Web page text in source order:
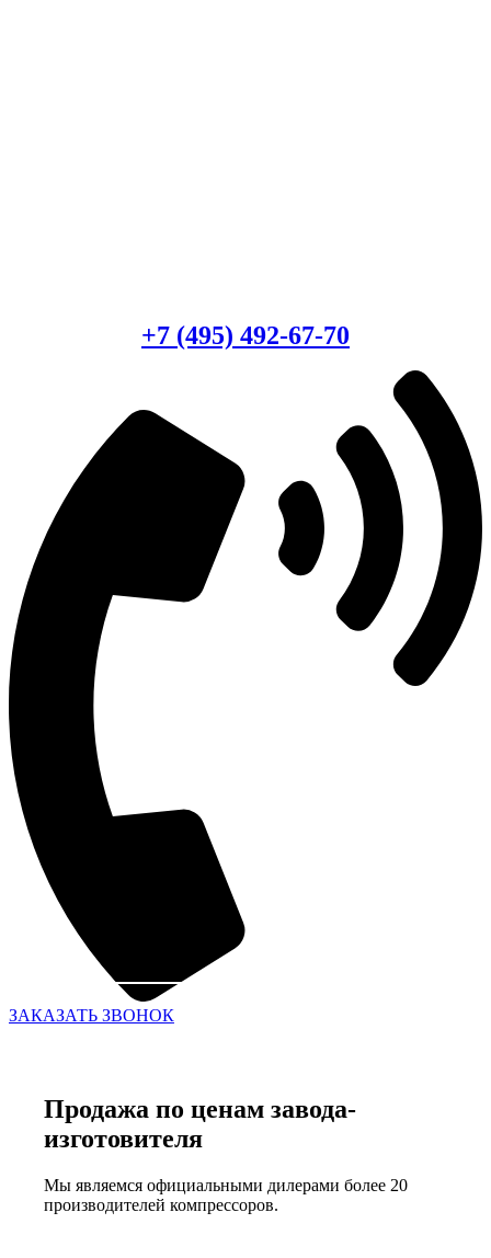
+7 (495) 492-67-70
ЗАКАЗАТЬ ЗВОНОК
Продажа по ценам завода-
изготовителя
Мы являемся официальными дилерами более 20
производителей компрессоров.